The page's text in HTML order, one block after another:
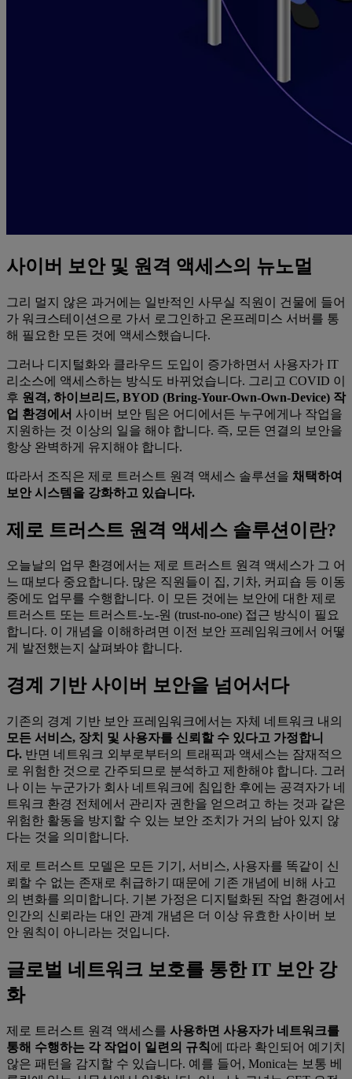
사이버 보안 및 원격 액세스의 뉴노멀
그리 멀지 않은 과거에는 일반적인 사무실 직원이 건물에 들어
가 워크스테이션으로 가서 로그인하고 온프레미스 서버를 통
해 필요한 모든 것에 액세스했습니다.
그러나 디지털화와 클라우드 도입이 증가하면서 사용자가 IT
리소스에 액세스하는 방식도 바뀌었습니다. 그리고 COVID 이
후 원격, 하이브리드, BYOD (Bring-Your-Own-Own-Device) 작
업 환경에서 사이버 보안 팀은 어디에서든 누구에게나 작업을
지원하는 것 이상의 일을 해야 합니다. 즉, 모든 연결의 보안을
항상 완벽하게 유지해야 합니다.
따라서 조직은 제로 트러스트 원격 액세스 솔루션을 채택하여
보안 시스템을 강화하고 있습니다.
제로 트러스트 원격 액세스 솔루션이란?
오늘날의 업무 환경에서는 제로 트러스트 원격 액세스가 그 어
느 때보다 중요합니다. 많은 직원들이 집, 기차, 커피숍 등 이동
중에도 업무를 수행합니다. 이 모든 것에는 보안에 대한 제로
트러스트 또는 트러스트-노-원 (trust-no-one) 접근 방식이 필요
합니다. 이 개념을 이해하려면 이전 보안 프레임워크에서 어떻
게 발전했는지 살펴봐야 합니다.
경계 기반 사이버 보안을 넘어서다
기존의 경계 기반 보안 프레임워크에서는 자체 네트워크 내의
모든 서비스, 장치 및 사용자를 신뢰할 수 있다고 가정합니
다. 반면 네트워크 외부로부터의 트래픽과 액세스는 잠재적으
로 위험한 것으로 간주되므로 분석하고 제한해야 합니다. 그러
나 이는 누군가가 회사 네트워크에 침입한 후에는 공격자가 네
트워크 환경 전체에서 관리자 권한을 얻으려고 하는 것과 같은
위험한 활동을 방지할 수 있는 보안 조치가 거의 남아 있지 않
다는 것을 의미합니다.
제로 트러스트 모델은 모든 기기, 서비스, 사용자를 똑같이 신
뢰할 수 없는 존재로 취급하기 때문에 기존 개념에 비해 사고
의 변화를 의미합니다. 기본 가정은 디지털화된 작업 환경에서
인간의 신뢰라는 대인 관계 개념은 더 이상 유효한 사이버 보
안 원칙이 아니라는 것입니다.
글로벌 네트워크 보호를 통한 IT 보안 강
화
제로 트러스트 원격 액세스를 사용하면 사용자가 네트워크를
통해 수행하는 각 작업이 일련의 규칙 에 따라 확인되어 예기치
않은 패턴을 감지할 수 있습니다. 예를 들어, Monica는 보통 베